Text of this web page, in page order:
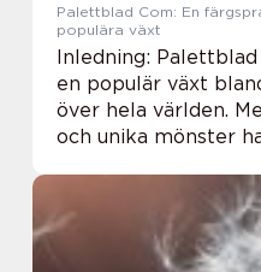
Palettblad Com: En
populära växt
Inledning:
en populär växt
över hela världen.
och unika mönster
vilken trädgård som